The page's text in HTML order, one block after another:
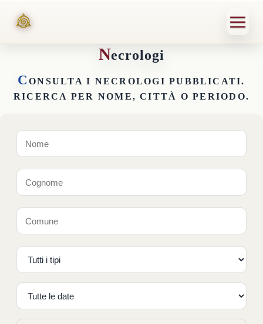
Necrologi
C ONSULTA I NECROLOGI PUBBLICATI.
RICERCA PER NOME, CITTÀ O PERIODO.